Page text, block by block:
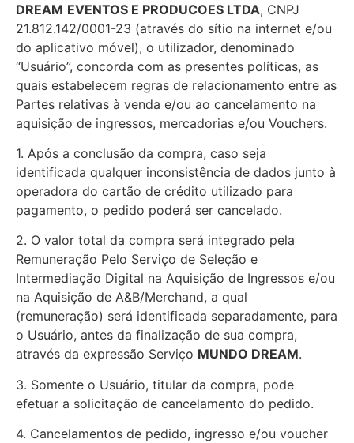
DREAM EVENTOS E PRODUCOES LTDA, CNPJ
21.812.142/0001-23 (através do sítio na internet e/ou
do aplicativo móvel), o utilizador, denominado
“Usuário”, concorda com as presentes políticas, as
quais estabelecem regras de relacionamento entre as
Partes relativas à venda e/ou ao cancelamento na
aquisição de ingressos, mercadorias e/ou Vouchers.
1. Após a conclusão da compra, caso seja
identificada qualquer inconsistência de dados junto à
operadora do cartão de crédito utilizado para
pagamento, o pedido poderá ser cancelado.
2. O valor total da compra será integrado pela
Remuneração Pelo Serviço de Seleção e
Intermediação Digital na Aquisição de Ingressos e/ou
na Aquisição de A&B/Merchand, a qual
(remuneração) será identificada separadamente, para
o Usuário, antes da finalização de sua compra,
através da expressão Serviço MUNDO DREAM.
3. Somente o Usuário, titular da compra, pode
efetuar a solicitação de cancelamento do pedido.
4. Cancelamentos de pedido, ingresso e/ou voucher